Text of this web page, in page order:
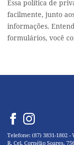
Essa política de
facilmente, junto
informações.
formulários, você
Telefone: (87) 3831-1802 -
R. Cel. Cornélio Soares,